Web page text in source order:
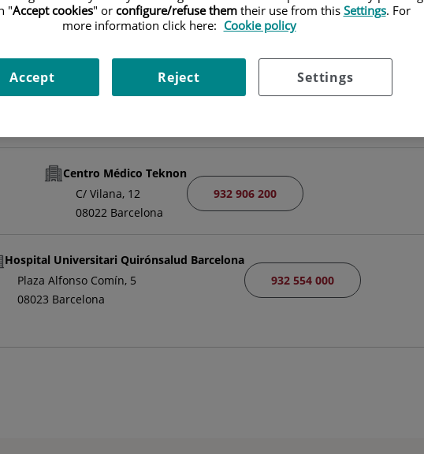
FACULTATIU ESPECIALISTA UROLOGIA
Demanar Cita
Centro Médico Teknon
C/ Vilana, 12
08022 Barcelona
932 906 200
Hospital Universitari Quirónsalud Barcelona
Plaza Alfonso Comín, 5
08023 Barcelona
932 554 000
"Accept cookies" or configure/refuse themtheir use from this Settings. For
more information click here: Cookie policy
Settings
Reject
Accept